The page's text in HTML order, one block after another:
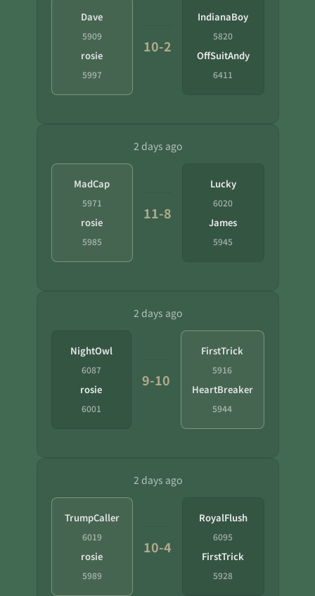
Dave
5909
rosie
5997
10-2
IndianaBoy
5820
OffSuitAndy
6411
2 days ago
MadCap
5971
rosie
5985
11-8
Lucky
6020
James
5945
2 days ago
NightOwl
6087
rosie
6001
9-10
FirstTrick
5916
HeartBreaker
5944
2 days ago
TrumpCaller
6019
rosie
5989
10-4
RoyalFlush
6095
FirstTrick
5928